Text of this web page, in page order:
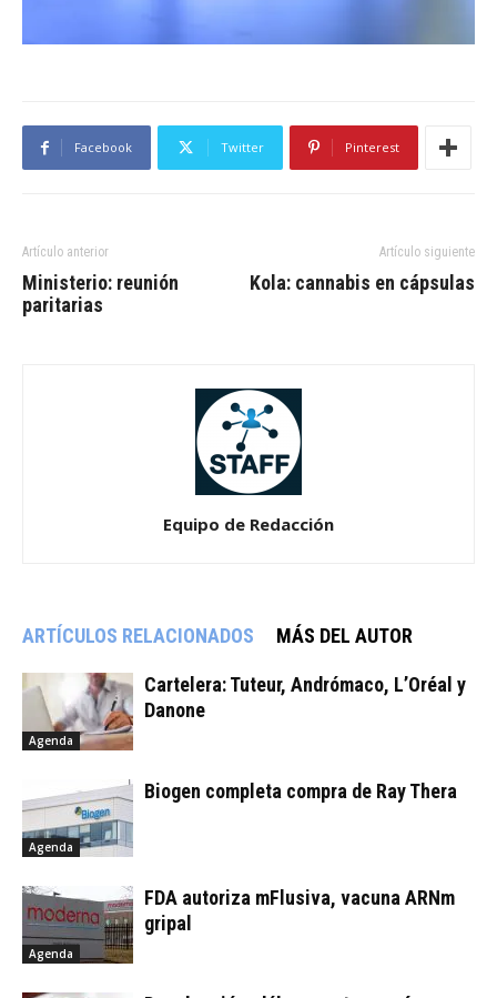
Facebook Twitter Pinterest
Artículo anterior
Ministerio: reunión
paritarias
Artículo siguiente
Kola: cannabis en cápsulas
Equipo de Redacción
ARTÍCULOS RELACIONADOS MÁS DEL AUTOR
Agenda
Cartelera: Tuteur, Andrómaco, L’Oréal y
Danone
Agenda
Biogen completa compra de Ray Thera
Agenda
FDA autoriza mFlusiva, vacuna ARNm
gripal